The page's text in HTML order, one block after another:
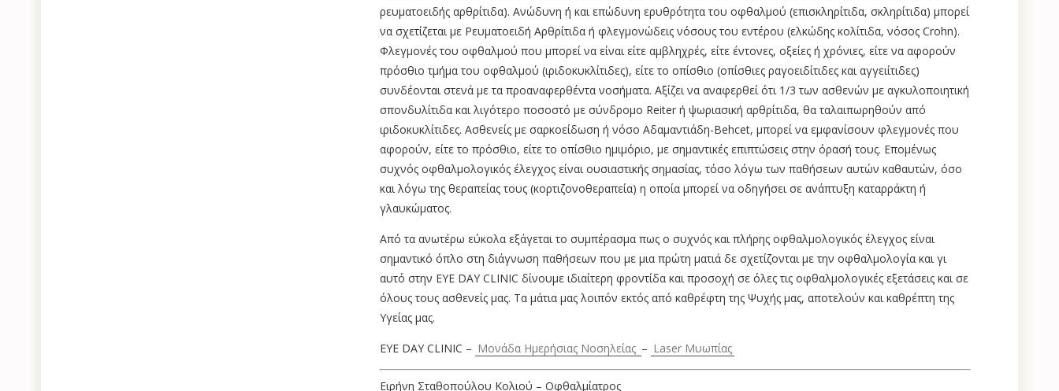
ρευματοειδής αρθρίτιδα). Ανώδυνη ή και επώδυνη ερυθρότητα του οφθαλμού (επισκληρίτιδα, σκληρίτιδα) μπορεί
να σχετίζεται με Ρευματοειδή Αρθρίτιδα ή φλεγμονώδεις νόσους του εντέρου (ελκώδης κολίτιδα, νόσος Crohn).
Φλεγμονές του οφθαλμού που μπορεί να είναι είτε αμβληχρές, είτε έντονες, οξείες ή χρόνιες, είτε να αφορούν
πρόσθιο τμήμα του οφθαλμού (ιριδοκυκλίτιδες), είτε το οπίσθιο (οπίσθιες ραγοειδίτιδες και αγγειίτιδες)
συνδέονται στενά με τα προαναφερθέντα νοσήματα. Αξίζει να αναφερθεί ότι 1/3 των ασθενών με αγκυλοποιητική
σπονδυλίτιδα και λιγότερο ποσοστό με σύνδρομο Reiter ή ψωριασική αρθρίτιδα, θα ταλαιπωρηθούν από
ιριδοκυκλίτιδες. Ασθενείς με σαρκοείδωση ή νόσο Αδαμαντιάδη-Βehcet, μπορεί να εμφανίσουν φλεγμονές που
αφορούν, είτε το πρόσθιο, είτε το οπίσθιο ημιμόριο, με σημαντικές επιπτώσεις στην όρασή τους. Επομένως
συχνός οφθαλμολογικός έλεγχος είναι ουσιαστικής σημασίας, τόσο λόγω των παθήσεων αυτών καθαυτών, όσο
και λόγω της θεραπείας τους (κορτιζονοθεραπεία) η οποία μπορεί να οδηγήσει σε ανάπτυξη καταρράκτη ή
γλαυκώματος.
Από τα ανωτέρω εύκολα εξάγεται το συμπέρασμα πως ο συχνός και πλήρης οφθαλμολογικός έλεγχος είναι
σημαντικό όπλο στη διάγνωση παθήσεων που με μια πρώτη ματιά δε σχετίζονται με την οφθαλμολογία και γι
αυτό στην EYE DAY CLINIC δίνουμε ιδιαίτερη φροντίδα και προσοχή σε όλες τις οφθαλμολογικές εξετάσεις και σε
όλους τους ασθενείς μας. Τα μάτια μας λοιπόν εκτός από καθρέφτη της Ψυχής μας, αποτελούν και καθρέπτη της
Υγείας μας.
EYE DAY CLINIC – Μονάδα Ημερήσιας Νοσηλείας – Laser Μυωπίας
Ειρήνη Σταθοπούλου Κολιού – Οφθαλμίατρος